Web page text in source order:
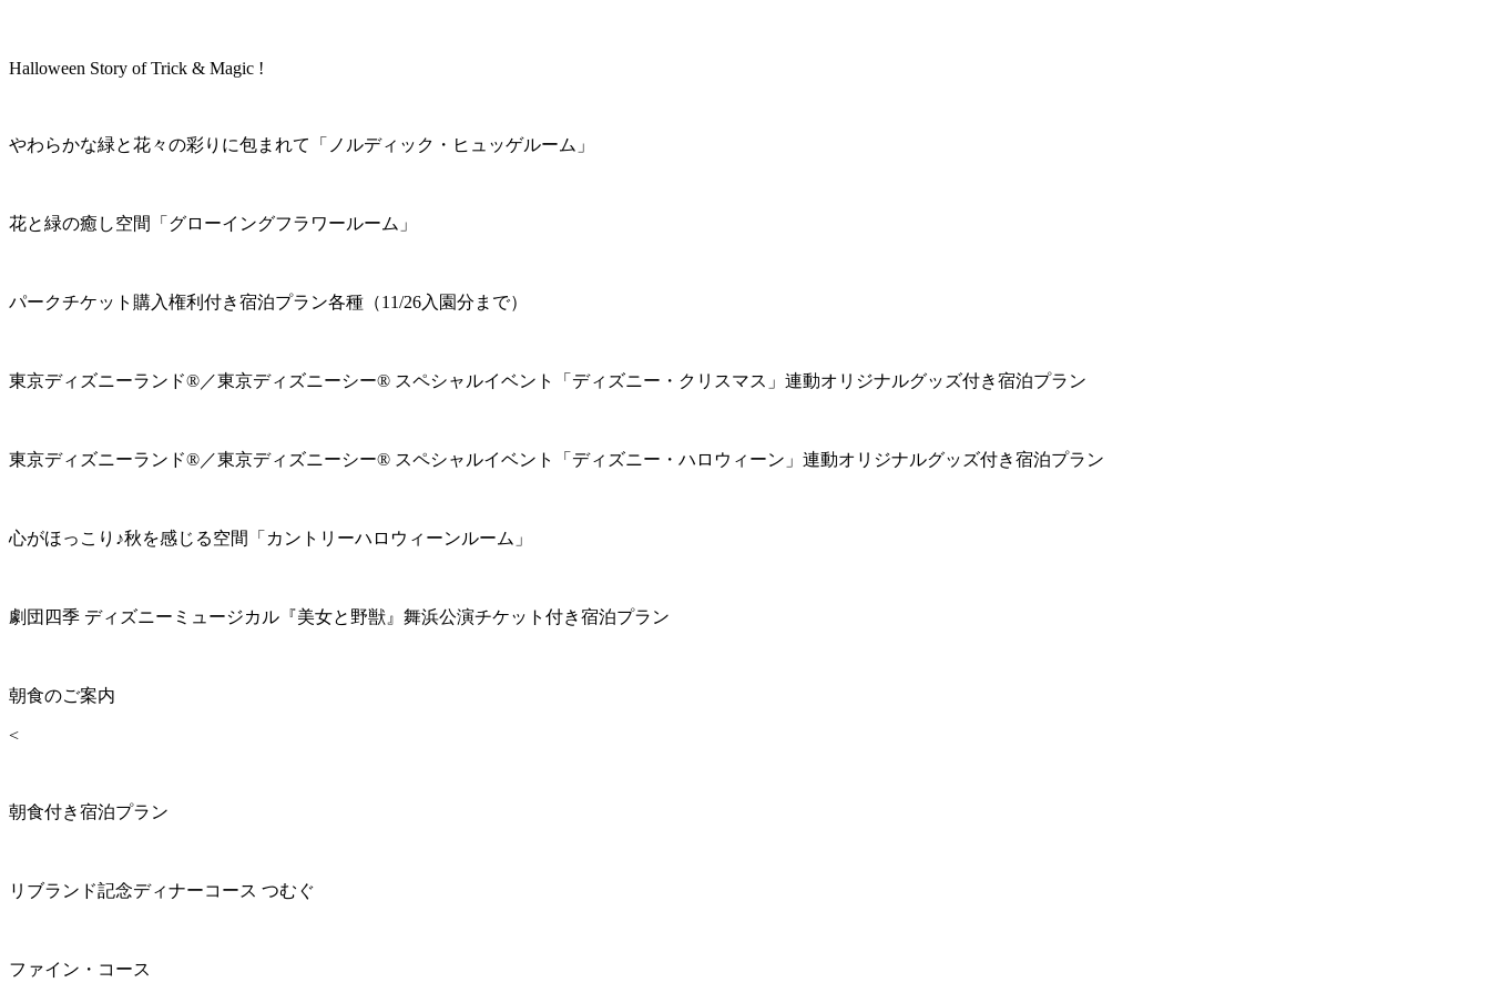
Halloween Story of Trick & Magic !
やわらかな緑と花々の彩りに包まれて「ノルディック・ヒュッゲルーム」
花と緑の癒し空間「グローイングフラワールーム」
パークチケット購入権利付き宿泊プラン各種（11/26入園分まで）
東京ディズニーランド®／東京ディズニーシー® スペシャルイベント「ディズニー・クリスマス」連動オリジナルグッズ付き宿泊プラン
東京ディズニーランド®／東京ディズニーシー® スペシャルイベント「ディズニー・ハロウィーン」連動オリジナルグッズ付き宿泊プラン
心がほっこり♪秋を感じる空間「カントリーハロウィーンルーム」
劇団四季 ディズニーミュージカル『美女と野獣』舞浜公演チケット付き宿泊プラン
朝食のご案内
<
朝食付き宿泊プラン
リブランド記念ディナーコース つむぐ
ファイン・コース